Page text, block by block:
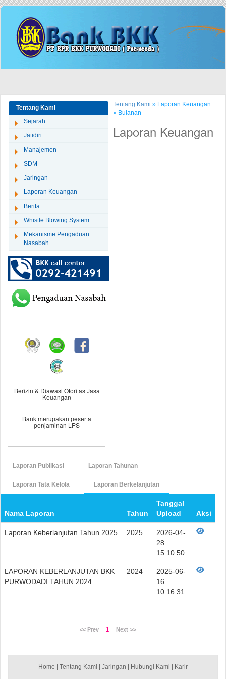
Tentang Kami
Sejarah
Jatidiri
Manajemen
SDM
Jaringan
Laporan Keuangan
Berita
Whistle Blowing System
Mekanisme Pengaduan
Nasabah
Berizin & Diawasi Otoritas Jasa
Keuangan
Bank merupakan peserta
penjaminan LPS
Tentang Kami » Laporan Keuangan
» Bulanan
Laporan Keuangan
Laporan Publikasi Laporan Tahunan
Laporan Tata Kelola Laporan Berkelanjutan
Nama Laporan Tahun
Tanggal
Upload
Aksi
Laporan Keberlanjutan Tahun 2025 2025
2026-04-
28
15:10:50
LAPORAN KEBERLANJUTAN BKK
PURWODADI TAHUN 2024
2024
2025-06-
16
10:16:31
<< Prev 1 Next >>
Home Tentang Kami Jaringan Hubungi Kami Karir